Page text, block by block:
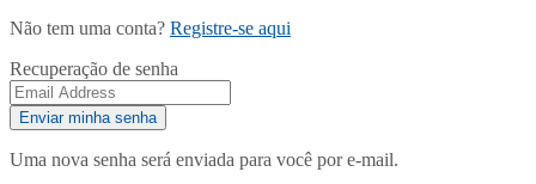
Não tem uma conta? Registre-se aqui
Recuperação de senha
Uma nova senha será enviada para você por e-mail.